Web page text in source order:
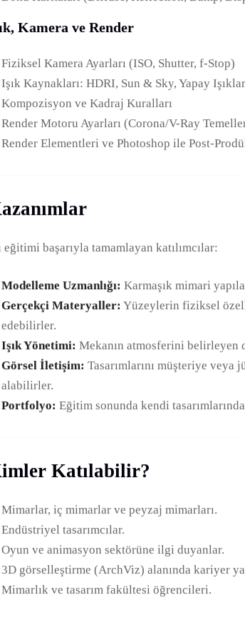
Kamera ve Render
Fiziksel Kamera Ayarları (ISO, Shutter, f-Stop)
Işık Kaynakları: HDRI, Sun & Sky, Yapay Işıklar
Kompozisyon ve Kadraj Kuralları
Render Motoru Ayarları (Corona/V-Ray
Render Elementleri ve Photoshop ile Post-
eğitimi başarıyla tamamlayan katılımcılar:
Modelleme Uzmanlığı: Karmaşık mimari
Gerçekçi Materyaller: Yüzeylerin fiziksel
edebilirler.
Işık Yönetimi: Mekanın atmosferini belirleyen
Görsel İletişim: Tasarımlarını müşteriye
alabilirler.
Portfolyo: Eğitim sonunda kendi
Katılabilir?
Mimarlar, iç mimarlar ve peyzaj mimarları.
Endüstriyel tasarımcılar.
Oyun ve animasyon sektörüne ilgi duyanlar.
3D görselleştirme (ArchViz) alanında kariyer
Mimarlık ve tasarım fakültesi öğrencileri.